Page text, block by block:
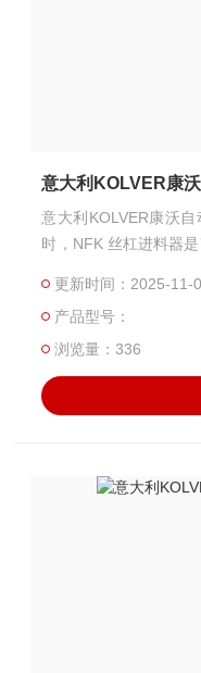
意大利KOLVER康
意大利KOLVER康沃
时，NFK 丝杠进料器
损失。丝杠进料器一
取每个螺丝。也有适用
更新时间：2025-11-
产品型号：
浏览量：336